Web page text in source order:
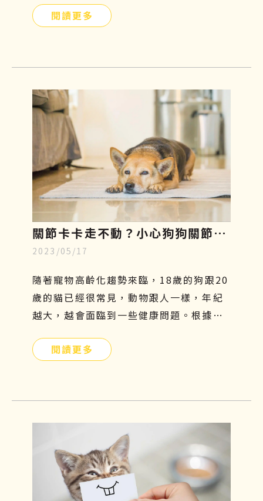
有沒有其他簡單且安全的方式可以幫助牠
是什麼、功效、副作用及費用，讓飼主們
更加了解這項先進的治療方式，幫助毛小
孩減緩疼痛，保持良好的活動力及生活品
質。
閱讀更多
關節卡卡走不動？小心狗狗關節
炎，了解症狀、幹細胞再生療法至
飲食指南
2023/05/17
隨著寵物高齡化趨勢來臨，18歲的狗跟20
歲的貓已經很常見，動物跟人一樣，年紀
越大，越會面臨到一些健康問題。根據美
見的疾病，每年的發病率以超過35％速度
節及膝關節，導致關節的磨損及損傷程度
相對較嚴重。如果你家的汪星人行動力變
得緩慢、走路開始一跛一跛的，很有可能
是退化性關節炎造成的，因此在接下來的
文章中，將一一說明狗狗關節炎症狀有哪
些、吃什麼才好、治療方針與日常關節保
閱讀更多